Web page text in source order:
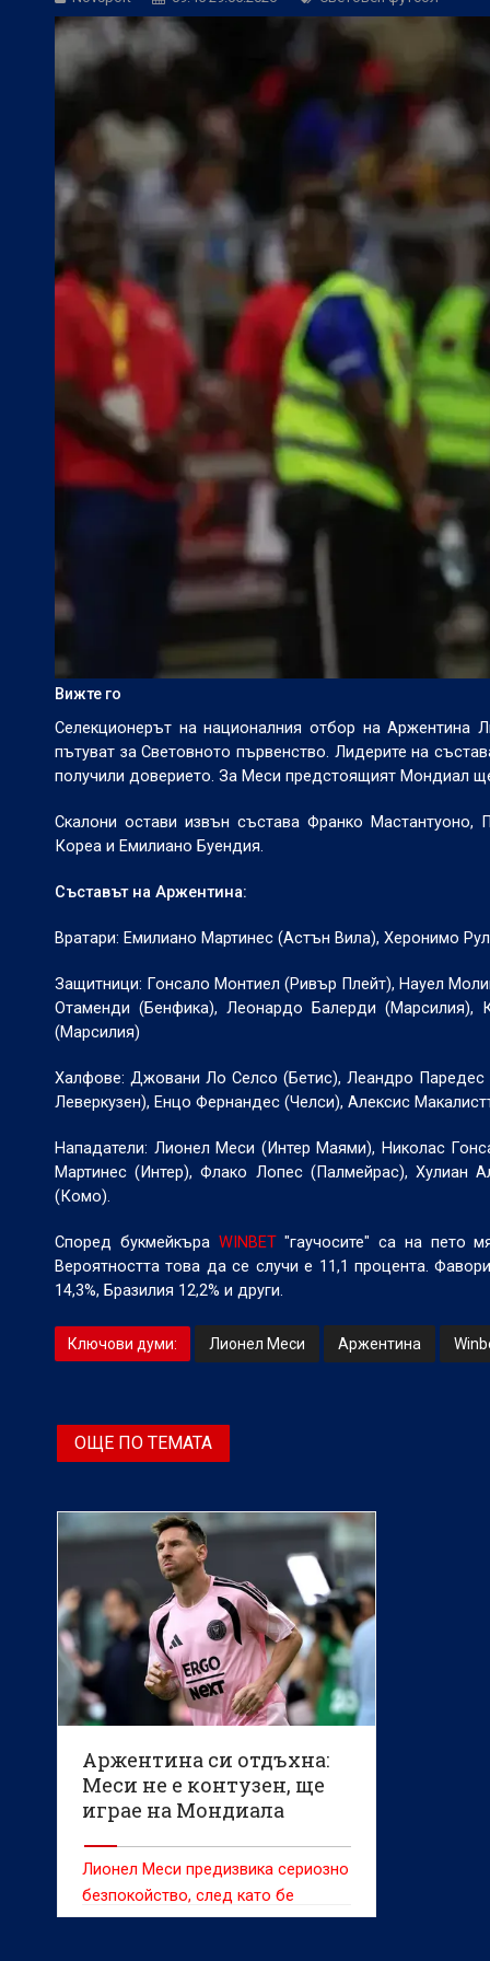
БГ Футбол:Янев: Без добър
По примера на Левски:
Вижте го
Селекционерът на националния отбор на Аржентина
пътуват за Световното първенство. Лидерите на
получили доверието. За Меси предстоящият Мондиал
Скалони остави извън състава Франко
Кореа и Емилиано Буендия.
Съставът на Аржентина:
Вратари: Емилиано Мартинес (Астън Вила), Херонимо
Защитници: Гонсало Монтиел (Ривър Плейт), Науел
Отаменди (Бенфика), Леонардо Балерди
(Марсилия)
Халфове: Джовани Ло Селсо (Бетис), Леандро
Леверкузен), Енцо Фернандес (Челси), Алексис
Нападатели: Лионел Меси (Интер Маями), Николас
Мартинес (Интер), Флако Лопес (Палмейрас), Хулиан
(Комо).
Според букмейкъра WINBET"гаучосите" са на пето
Вероятността това да се случи е 11,1 процента.
14,3%, Бразилия 12,2% и други.
Ключови думи: Лионел Меси Аржентина
ОЩЕ ПО ТЕМАТА
Аржентина си отдъхна:
Меси не е контузен, ще
играе на Мондиала
Лионел Меси предизвика сериозно
безпокойство, след като бе
принуден да напусне терена по